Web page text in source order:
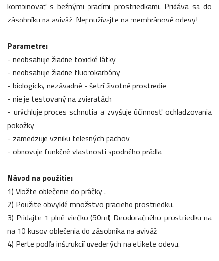
kombinovať s bežnými pracími prostriedkami. Pridáva sa do
zásobníku na aviváž. Nepoužívajte na membránové odevy!
Parametre:
- neobsahuje žiadne toxické látky
- neobsahuje žiadne fluorokarbóny
- biologicky nezávadné - šetrí životné prostredie
- nie je testovaný na zvieratách
- urýchluje proces schnutia a zvyšuje účinnosť ochladzovania
pokožky
- zamedzuje vzniku telesných pachov
- obnovuje funkčné vlastnosti spodného prádla
Návod na použitie:
1) Vložte oblečenie do práčky .
2) Použite obvyklé množstvo pracieho prostriedku.
3) Pridajte 1 plné viečko (50ml) Deodoračného prostriedku na
na 10 kusov oblečenia do zásobníka na aviváž
4) Perte podľa inštrukcií uvedených na etikete odevu.